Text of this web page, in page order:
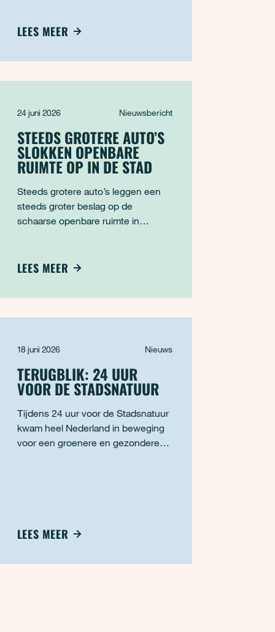
het bouwen van woningen, de
LEES MEER
24 juni 2026 Nieuwsbericht
STEEDS GROTERE AUTO’S
SLOKKEN OPENBARE
RUIMTE OP IN DE STAD
Steeds grotere auto’s leggen een
steeds groter beslag op de
schaarse openbare ruimte in
Clean Cities blijkt dat nieuwe auto’s
LEES MEER
18 juni 2026 Nieuws
TERUGBLIK: 24 UUR
VOOR DE STADSNATUUR
Tijdens 24 uur voor de Stadsnatuur
kwam heel Nederland in beweging
voor een groenere en gezondere
ontdekten mensen de natuur
LEES MEER